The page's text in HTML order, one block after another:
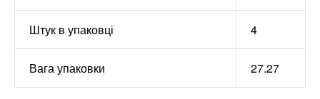
Штук в упаковці 4
Вага упаковки 27.27